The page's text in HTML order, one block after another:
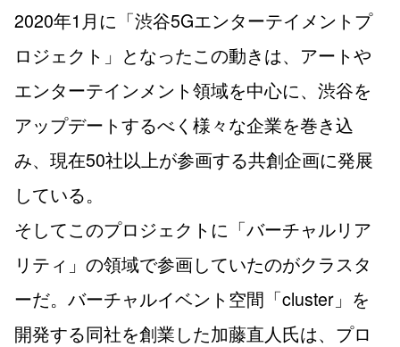
2020年1月に「渋谷5Gエンターテイメントプ
ロジェクト」となったこの動きは、アートや
エンターテインメント領域を中心に、渋谷を
アップデートするべく様々な企業を巻き込
み、現在50社以上が参画する共創企画に発展
している。
そしてこのプロジェクトに「バーチャルリア
リティ」の領域で参画していたのがクラスタ
ーだ。バーチャルイベント空間「cluster」を
開発する同社を創業した加藤直人氏は、プロ